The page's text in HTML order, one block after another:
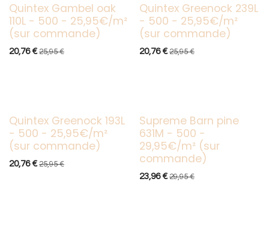
Sur commande
Quintex Gambel oak
110L - 500 - 25,95€/m²
(sur commande)
20,76€ 25,95€
Sur commande
Quintex Greenock 239L
- 500 - 25,95€/m²
(sur commande)
20,76€ 25,95€
Sur commande
Quintex Greenock 193L
- 500 - 25,95€/m²
(sur commande)
20,76€ 25,95€
Sur commande
Supreme Barn pine
631M - 500 -
29,95€/m² (sur
commande)
23,96€ 29,95€